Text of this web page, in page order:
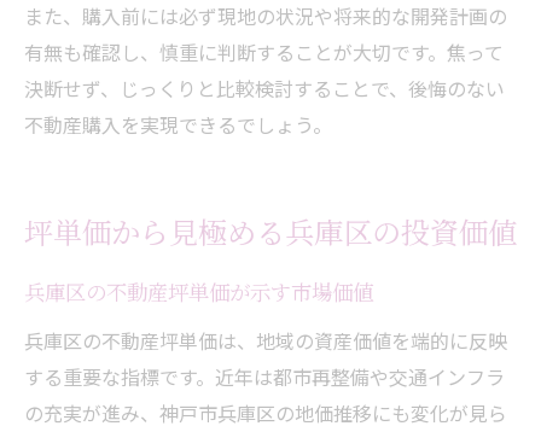
また、購入前には必ず現地の状況や将来的な開発計画の
有無も確認し、慎重に判断することが大切です。焦って
決断せず、じっくりと比較検討することで、後悔のない
不動産購入を実現できるでしょう。
坪単価から見極める兵庫区の投資価値
兵庫区の不動産坪単価が示す市場価値
兵庫区の不動産坪単価は、地域の資産価値を端的に反映
する重要な指標です。近年は都市再整備や交通インフラ
の充実が進み、神戸市兵庫区の地価推移にも変化が見ら